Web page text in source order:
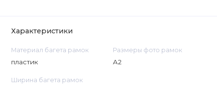
Характеристики
Материал багета рамок
пластик
Размеры фото рамок
А2
Ширина багета рамок